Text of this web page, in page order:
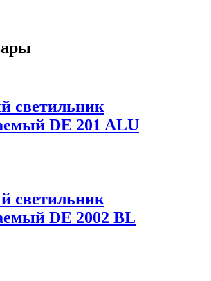
светильник
DE 201 ALU
светильник
DE 2002 BL